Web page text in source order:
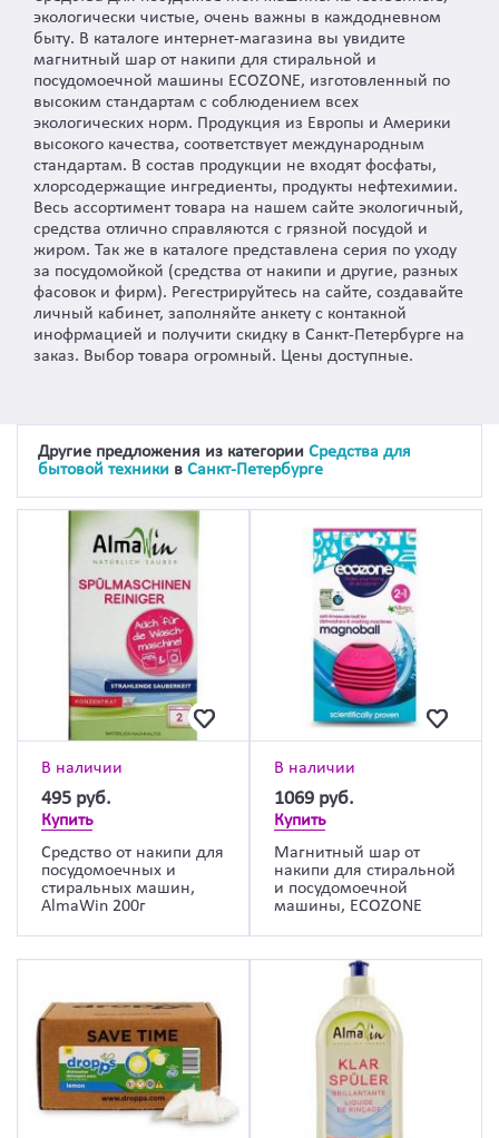
экологически чистые, очень важны в каждодневном
быту. В каталоге интернет-магазина вы увидите
магнитный шар от накипи для стиральной и
посудомоечной машины ECOZONE, изготовленный по
высоким стандартам с соблюдением всех
экологических норм. Продукция из Европы и Америки
высокого качества, соответствует международным
стандартам. В состав продукции не входят фосфаты,
хлорсодержащие ингредиенты, продукты нефтехимии.
Весь ассортимент товара на нашем сайте экологичный,
средства отлично справляются с грязной посудой и
жиром. Так же в каталоге представлена серия по уходу
за посудомойкой (средства от накипи и другие, разных
фасовок и фирм). Регестрируйтесь на сайте, создавайте
личный кабинет, заполняйте анкету с контакной
инофрмацией и получити скидку в Санкт-Петербурге на
заказ. Выбор товара огромный. Цены доступные.
Другие предложения из категории Средства для
бытовой техники в Санкт-Петербурге
В наличии
495 руб.
Купить
Средство от накипи для
посудомоечных и
стиральных машин,
AlmaWin 200г
В наличии
1069 руб.
Купить
Магнитный шар от
накипи для стиральной
и посудомоечной
машины, ECOZONE